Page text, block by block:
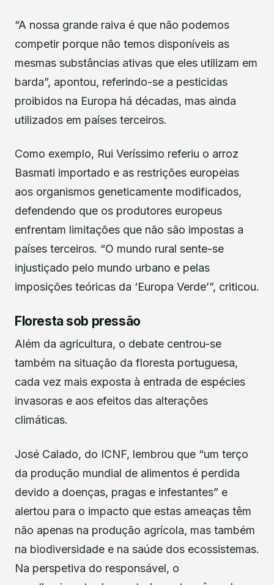
“A nossa grande raiva é que não podemos
competir porque não temos disponíveis as
mesmas substâncias ativas que eles utilizam em
barda”, apontou, referindo-se a pesticidas
proibidos na Europa há décadas, mas ainda
utilizados em países terceiros.
Como exemplo, Rui Veríssimo referiu o arroz
Basmati importado e as restrições europeias
aos organismos geneticamente modificados,
defendendo que os produtores europeus
enfrentam limitações que não são impostas a
países terceiros. “O mundo rural sente-se
injustiçado pelo mundo urbano e pelas
imposições teóricas da ‘Europa Verde’”, criticou.
Floresta sob pressão
Além da agricultura, o debate centrou-se
também na situação da floresta portuguesa,
cada vez mais exposta à entrada de espécies
invasoras e aos efeitos das alterações
climáticas.
José Calado, do ICNF, lembrou que “um terço
da produção mundial de alimentos é perdida
devido a doenças, pragas e infestantes” e
alertou para o impacto que estas ameaças têm
não apenas na produção agrícola, mas também
na biodiversidade e na saúde dos ecossistemas.
Na perspetiva do responsável, o